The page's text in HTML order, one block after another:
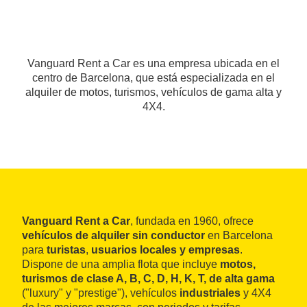
Vanguard Rent a Car es una empresa ubicada en el
centro de Barcelona, que está especializada en el
alquiler de motos, turismos, vehículos de gama alta y
4X4.
Vanguard Rent a Car, fundada en 1960, ofrece
vehículos de alquiler sin conductor en Barcelona
para turistas, usuarios locales y empresas.
Dispone de una amplia flota que incluye motos,
turismos de clase A, B, C, D, H, K, T, de alta gama
("luxury" y "prestige"), vehículos industriales y 4X4